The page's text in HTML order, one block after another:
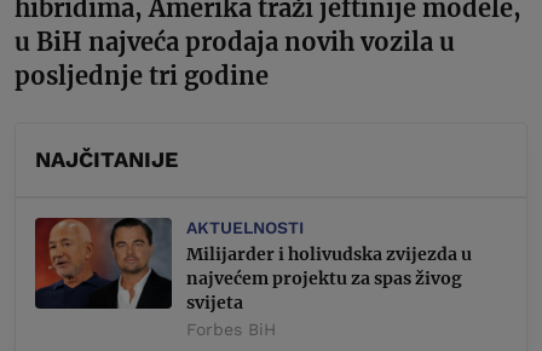
hibridima, Amerika traži jeftinije modele,
u BiH najveća prodaja novih vozila u
posljednje tri godine
NAJČITANIJE
AKTUELNOSTI
Milijarder i holivudska zvijezda u
najvećem projektu za spas živog
svijeta
Forbes BiH